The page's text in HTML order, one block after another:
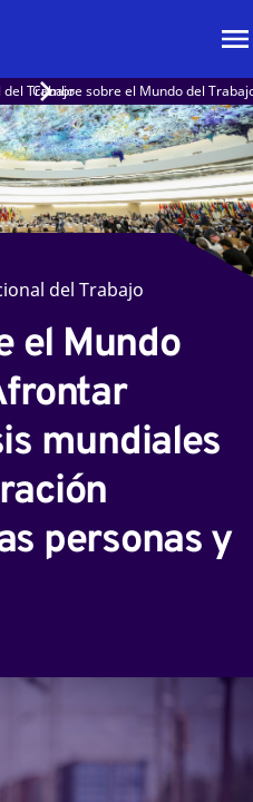
del Trabajo
Cumbre sobre el Mundo del
del Trabajo
el Mundo
mundiales
personas y